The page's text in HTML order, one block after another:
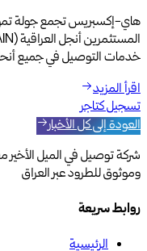
هاي-إكسبريس تجمع جولة
خدمات التوصيل في جميع
اقرأ المزيد
تسجيل كتاجر
العودة إلى كل الأخبار
شركة توصيل في الميل
وموثوق للطرود عبر العراق
روابط سريعة
الرئيسية